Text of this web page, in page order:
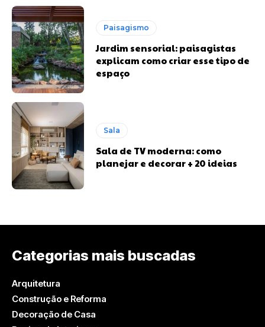
Paisagismo
Jardim sensorial: paisagistas
explicam como criar esse tipo de
espaço
Sala
Sala de TV moderna: como
planejar e decorar + 20 ideias
Categorias mais buscadas
Arquitetura
Construção e Reforma
Decoração de Casa